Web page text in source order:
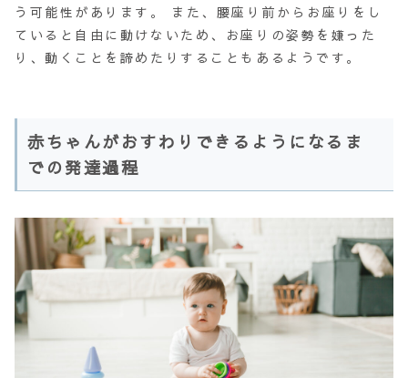
う可能性があります。 また、腰座り前からお座りをし
ていると自由に動けないため、お座りの姿勢を嫌った
り、動くことを諦めたりすることもあるようです。
赤ちゃんがおすわりできるようになるま
での発達過程